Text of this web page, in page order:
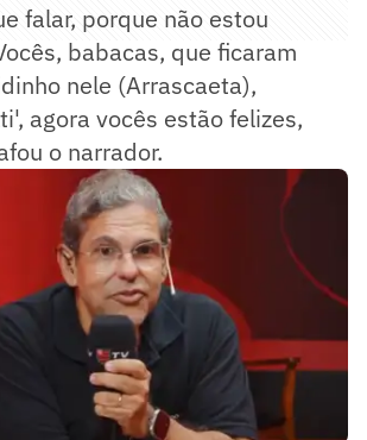
falar, porque não estou
babacas, que ficaram
nele (Arrascaeta),
agora vocês estão felizes,
o narrador.